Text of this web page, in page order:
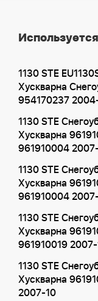
1130 STE
Хускварна
954170237
1130 STE
Хускварна
961910004
1130 STE
Хускварна
961910004
1130 STE
Хускварна
961910019
1130 STE
Хускварна
2007-10